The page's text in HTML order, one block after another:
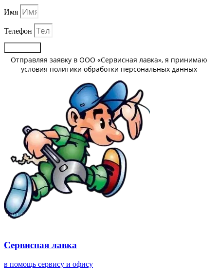
Имя
Телефон
Отправляя заявку в ООО «Сервисная лавка», я принимаю
условия политики обработки персональных данных
Сервисная лавка
в помощь сервису и офису